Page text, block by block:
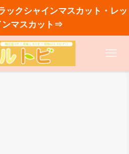
ックシャインマスカット・レッ
ンマスカット⇒